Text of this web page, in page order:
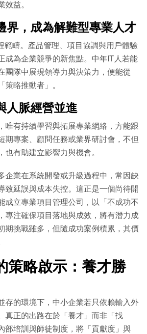
效益。
界，成為解難型專業人才
範疇。產品管理、項目協調與用戶體驗
成為企業競爭的新焦點。中年IT人若能
團隊中展現領導力與決策力，便能從
策略推動者」。
人脈經營並進
唯有持續學習與拓展專業網絡，方能跟
期專案、顧問任務或業界研討會，不但
也有助建立影響力與機會。
企業在系統開發或升級過程中，常因缺
致延誤與成本失控。這正是一個尚待開
成立專業項目管理公司，以「不成功不
專注確保項目落地與成效，將有潛力成
期挑戰雖多，但隨成功案例積累，其價
策略啟示：養才勝
存的環境下，中小企業若只依賴輸入外
真正的出路在於「養才」而非「找
部培訓與師徒制度，將「貢獻度」與